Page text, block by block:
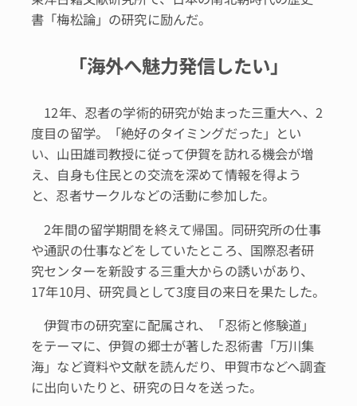
書「梅松論」の研究に励んだ。
「海外へ魅力発信したい」
12年、忍者の学術的研究が始まった三重大へ、2
度目の留学。「絶好のタイミングだった」とい
い、山田雄司教授に従って伊賀を訪れる機会が増
え、自身も住民との交流を深めて情報を得よう
と、忍者サークルなどの活動に参加した。
2年間の留学期間を終えて帰国。同研究所の仕事
や通訳の仕事などをしていたところ、国際忍者研
究センターを新設する三重大からの誘いがあり、
17年10月、研究員として3度目の来日を果たした。
伊賀市の研究室に配属され、「忍術と修験道」
をテーマに、伊賀の郷士が著した忍術書「万川集
海」など資料や文献を読んだり、甲賀市などへ調査
に出向いたりと、研究の日々を送った。